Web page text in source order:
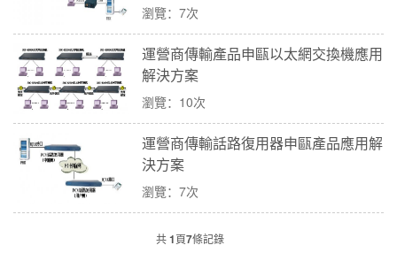
瀏覽：7次
運營商傳輸產品申甌以太網交換機應用
解決方案
瀏覽：10次
運營商傳輸話路復用器申甌產品應用解
決方案
瀏覽：7次
共1頁7條記錄